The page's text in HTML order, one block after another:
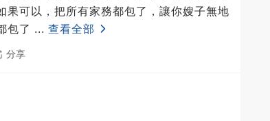
果可以，把所有家務都包了，讓你嫂子無地
包了 ... 查看全部
分享